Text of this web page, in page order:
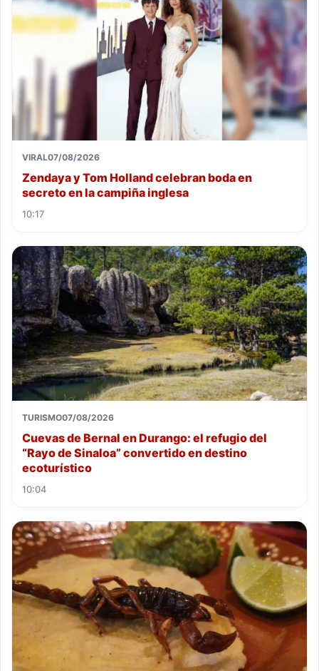
VIRAL07/08/2026
Zendaya y Tom Holland celebran boda en
secreto en la campiña inglesa
10:17
TURISMO07/08/2026
Cuevas de Bernal en Durango: el refugio del
“Rayo de Sinaloa” convertido en destino
ecoturístico
10:04